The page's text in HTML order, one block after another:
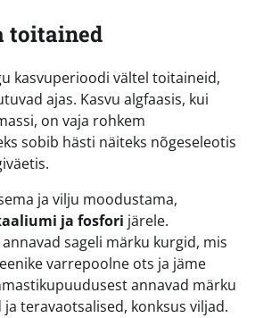
toitained
kasvuperioodi vältel toitaineid,
ajas. Kasvu algfaasis, kui
on vaja rohkem
sobib hästi näiteks nõgeseleotis
ja vilju moodustama,
ja fosfori järele.
sageli märku kurgid, mis
varrepoolne ots ja jäme
annavad märku
teravaotsalised, konksus viljad.